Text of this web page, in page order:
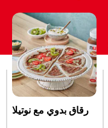
رقاق بدوي مع نوتيلا